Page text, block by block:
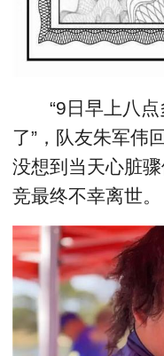
“9日早上八
了”，队友朱军伟
没想到当天心脏
竞最终不幸离世。